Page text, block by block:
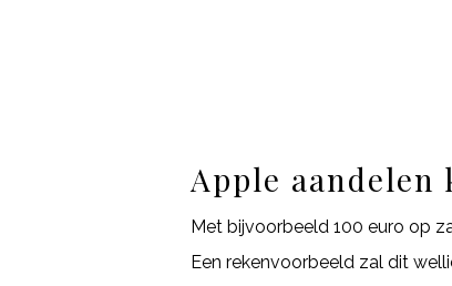
Apple aandelen
Met bijvoorbeeld 100 euro op
Een rekenvoorbeeld zal dit